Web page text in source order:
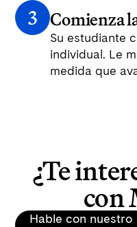
3 Comienza
Su estudiante
individual. Le
medida que
¿Te
con
Hable con nuestro